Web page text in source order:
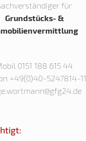
für
Grundstücks- &
0151 188 615 44
+49(0)40-5247814-11